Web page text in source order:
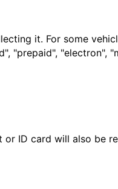
it. For some
"prepaid", "electron",
ID card will also be